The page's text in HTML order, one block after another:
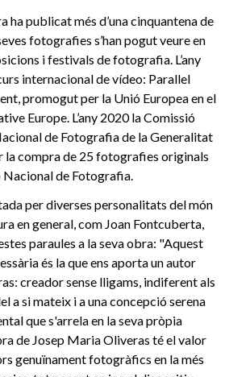
ha publicat més d’una cinquantena de
fotografies s’han pogut veure en
i festivals de fotografia. L’any
internacional de vídeo: Parallel
promogut per la Unió Europea en el
Europe. L’any 2020 la Comissió
de Fotografia de la Generalitat
la compra de 25 fotografies originals
Nacional de Fotografia.
per diverses personalitats del món
en general, com Joan Fontcuberta,
paraules a la seva obra: "Aquest
és la que ens aporta un autor
creador sense lligams, indiferent als
a si mateix i a una concepció serena
que s'arrela en la seva pròpia
de Josep Maria Oliveras té el valor
genuïnament fotogràfics en la més